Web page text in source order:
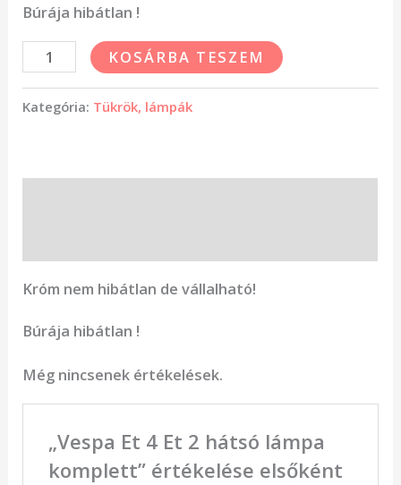
Búrája hibátlan !
KOSÁRBA TESZEM
Kategória: Tükrök, lámpák
Króm nem hibátlan de vállalható!
Búrája hibátlan !
Még nincsenek értékelések.
„Vespa Et 4 Et 2 hátsó lámpa
komplett” értékelése elsőként